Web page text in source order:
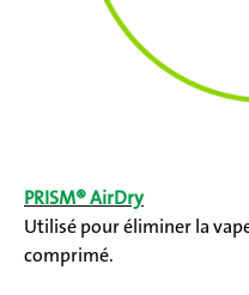
PRISM® AirDry
Utilisé pour éliminer la
comprimé.